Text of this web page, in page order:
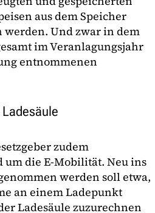
aus dem Speicher
werden. Und zwar in dem
im Veranlagungsjahr
entnommenen
zudem
um die E-Mobilität. Neu ins
werden soll etwa,
an einem Ladepunkt
Ladesäule zuzurechnen